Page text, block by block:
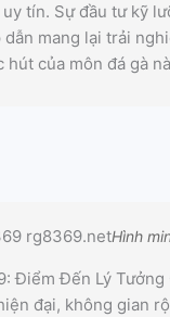
tín. Sự đầu tư kỹ
mang lại trải
của môn đá gà
Hình
Điểm Đến Lý
đại, không gian